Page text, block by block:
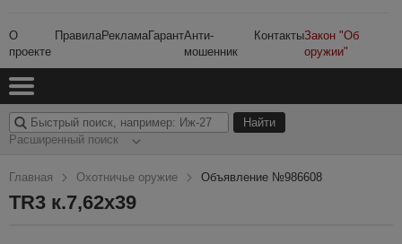
О
проекте
ПравилаРекламаГарантАнти-
мошенник
КонтактыЗакон "Об
оружии"
Расширенный поиск
Главная Охотничье оружие Объявление №986608
TR3 к.7,62х39